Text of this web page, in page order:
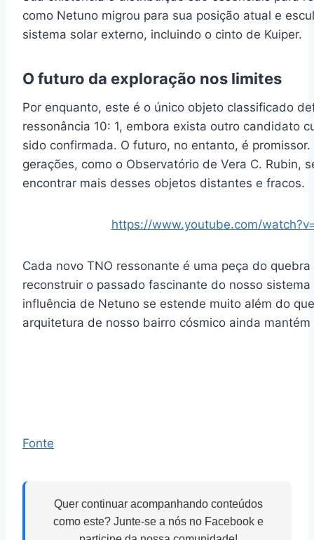
como Netuno migrou para sua posição atual e
sistema solar externo, incluindo o cinto de Kuiper.
O futuro da exploração nos limites
Por enquanto, este é o único objeto classificado
ressonância 10: 1, embora exista outro candidato
sido confirmada. O futuro, no entanto, é
gerações, como o Observatório de Vera C. Rubin,
encontrar mais desses objetos distantes e fracos.
https://www.youtube.com/
Cada novo TNO ressonante é uma peça do
reconstruir o passado fascinante do nosso
influência de Netuno se estende muito além do
arquitetura de nosso bairro cósmico ainda mantém
Fonte
Quer continuar acompanhando conteúdos
como este? Junte-se a nós no Facebook e